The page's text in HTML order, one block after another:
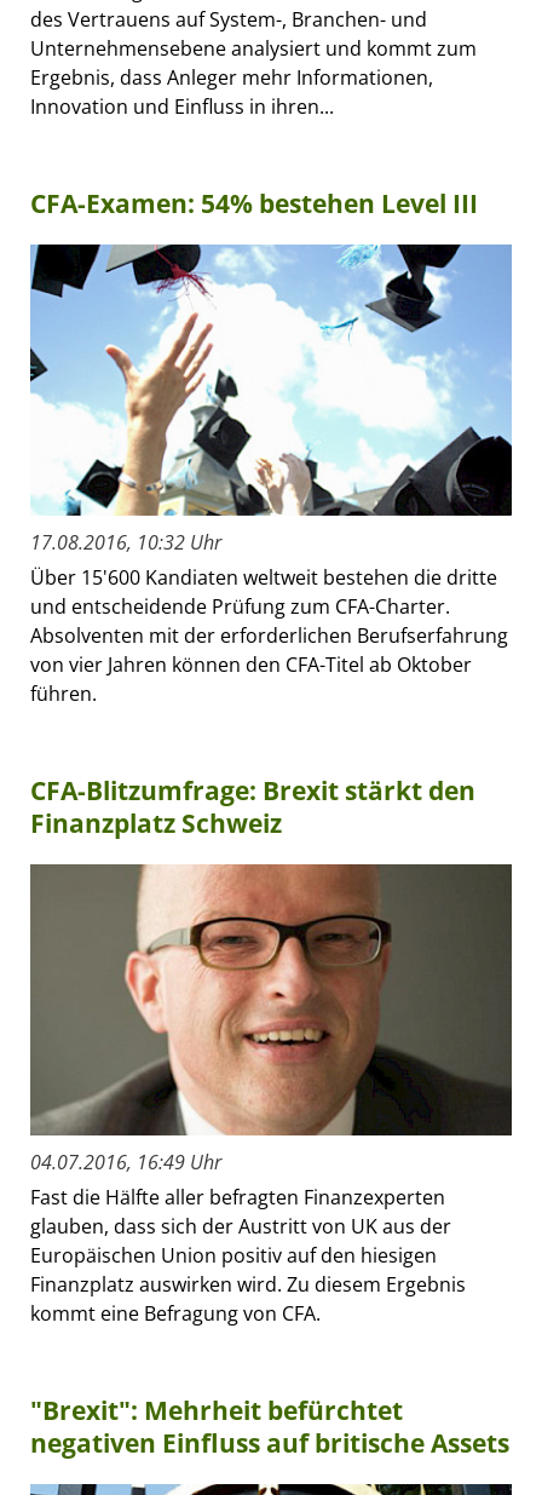
des Vertrauens auf System-, Branchen- und
Unternehmensebene analysiert und kommt zum
Ergebnis, dass Anleger mehr Informationen,
Innovation und Einfluss in ihren...
CFA-Examen: 54% bestehen Level III
17.08.2016, 10:32 Uhr
Über 15'600 Kandiaten weltweit bestehen die dritte
und entscheidende Prüfung zum CFA-Charter.
Absolventen mit der erforderlichen Berufserfahrung
von vier Jahren können den CFA-Titel ab Oktober
führen.
CFA-Blitzumfrage: Brexit stärkt den
Finanzplatz Schweiz
04.07.2016, 16:49 Uhr
Fast die Hälfte aller befragten Finanzexperten
glauben, dass sich der Austritt von UK aus der
Europäischen Union positiv auf den hiesigen
Finanzplatz auswirken wird. Zu diesem Ergebnis
kommt eine Befragung von CFA.
"Brexit": Mehrheit befürchtet
negativen Einfluss auf britische Assets